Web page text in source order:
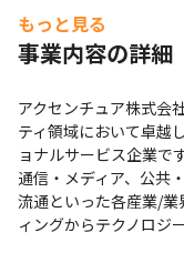
もっと見る
事業内容の詳細
アクセンチュア株式会
ティ領域において卓越
ョナルサービス企業です
通信・メディア、公共
流通といった各産業/
ィングからテクノロジ